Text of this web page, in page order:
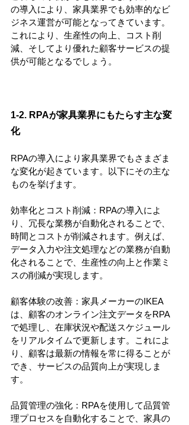
の導入により、家具業界でも効率的なビ
ジネス運営が可能となってきています。
これにより、生産性の向上、コスト削
減、そしてより優れた顧客サービスの提
供が可能となるでしょう。
1-2. RPAが家具業界にもたらす主な変
化
RPAの導入により家具業界でもさまざま
な変化が起きています。以下にその主な
ものを挙げます。
効率化とコスト削減：RPAの導入によ
り、冗長な業務が自動化されることで、
時間とコストが削減されます。例えば、
データ入力や注文処理などの業務が自動
化されることで、生産性の向上と作業ミ
スの削減が実現します。
顧客体験の改善：家具メーカーのIKEA
は、顧客のオンライン注文データをRPA
で処理し、在庫状況や配送スケジュール
をリアルタイムで更新します。これによ
り、顧客は最新の情報を常に得ることが
でき、サービスの品質向上が実現しま
す。
品質管理の強化：RPAを使用して品質管
理プロセスを自動化することで、家具の